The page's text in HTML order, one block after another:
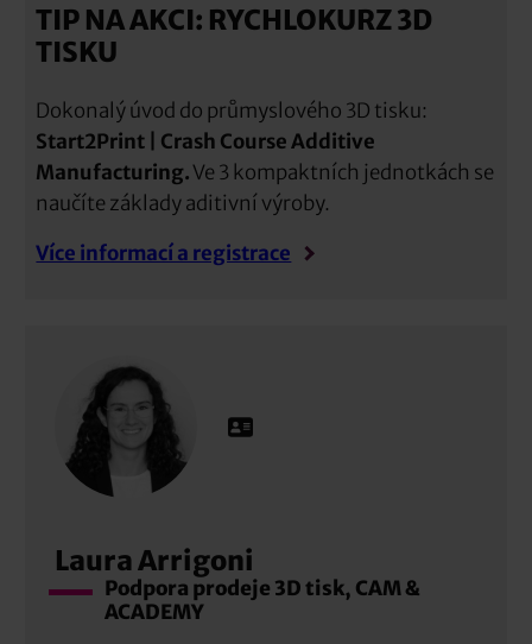
TIP NA AKCI: RYCHLOKURZ 3D
TISKU
Dokonalý úvod do průmyslového 3D tisku:
Start2Print | Crash Course Additive
Manufacturing.Ve 3 kompaktních jednotkách se
naučíte základy aditivní výroby.
Více informací a registrace
Laura Arrigoni
Podpora prodeje 3D tisk, CAM &
ACADEMY